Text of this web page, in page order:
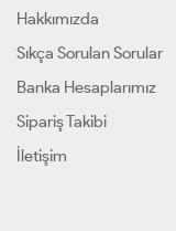
Hakkımızda
Sıkça Sorulan Sorular
Banka Hesaplarımız
Sipariş Takibi
İletişim